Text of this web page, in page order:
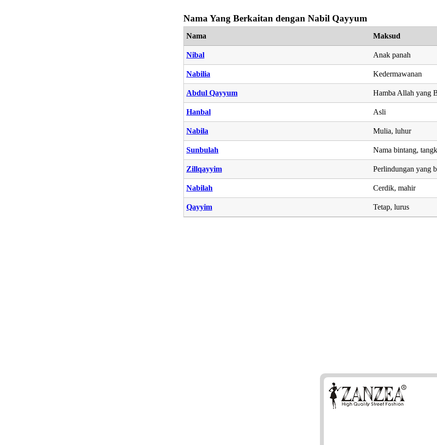
Nama Yang Berkaitan dengan Nabil Qayyum
Nama Maksud
Nibal Anak panah
Nabilia Kedermawanan
Abdul Qayyum Hamba Allah yang
Hanbal Asli
Nabila Mulia, luhur
Sunbulah Nama bintang,
Zillqayyim Perlindungan yang
Nabilah Cerdik, mahir
Qayyim Tetap, lurus